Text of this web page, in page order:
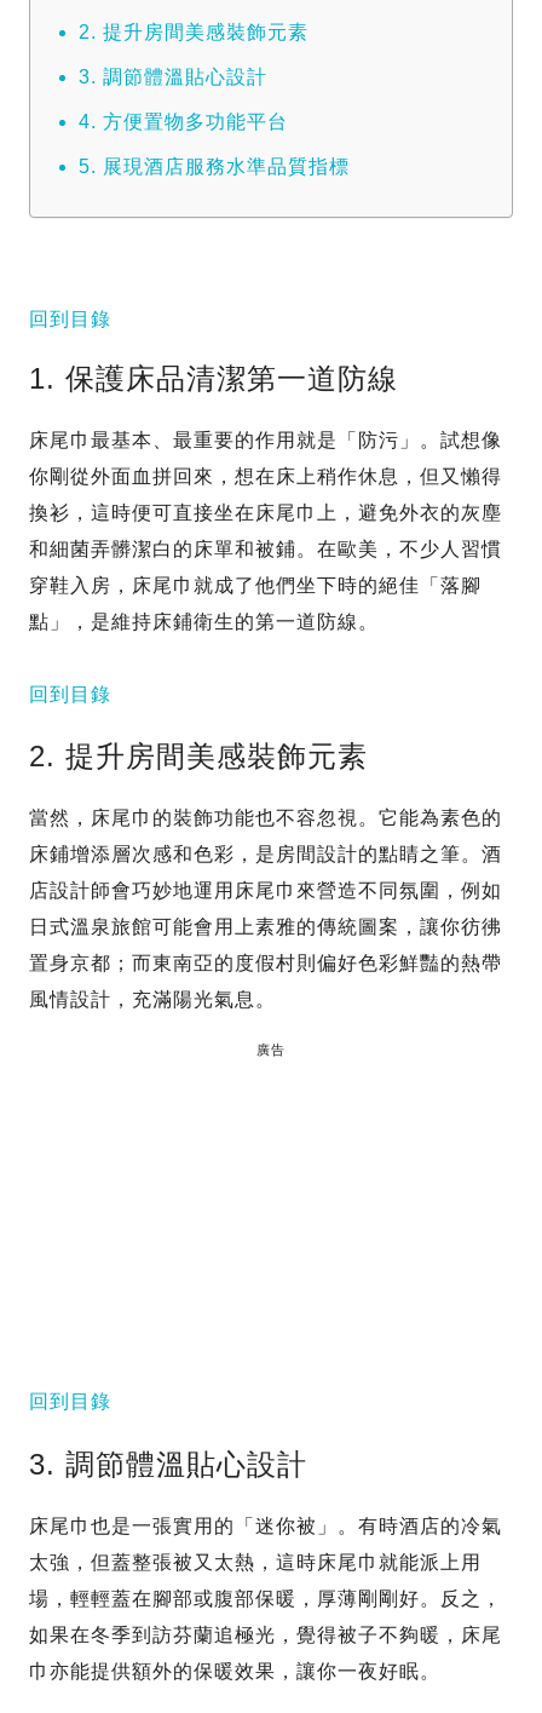
2. 提升房間美感裝飾元素
3. 調節體溫貼心設計
4. 方便置物多功能平台
5. 展現酒店服務水準品質指標
回到目錄
1. 保護床品清潔第一道防線
床尾巾最基本、最重要的作用就是「防污」。試想像
你剛從外面血拼回來，想在床上稍作休息，但又懶得
換衫，這時便可直接坐在床尾巾上，避免外衣的灰塵
和細菌弄髒潔白的床單和被鋪。在歐美，不少人習慣
穿鞋入房，床尾巾就成了他們坐下時的絕佳「落腳
點」，是維持床鋪衛生的第一道防線。
回到目錄
2. 提升房間美感裝飾元素
當然，床尾巾的裝飾功能也不容忽視。它能為素色的
床鋪增添層次感和色彩，是房間設計的點睛之筆。酒
店設計師會巧妙地運用床尾巾來營造不同氛圍，例如
日式溫泉旅館可能會用上素雅的傳統圖案，讓你彷彿
置身京都；而東南亞的度假村則偏好色彩鮮豔的熱帶
風情設計，充滿陽光氣息。
廣告
回到目錄
3. 調節體溫貼心設計
床尾巾也是一張實用的「迷你被」。有時酒店的冷氣
太強，但蓋整張被又太熱，這時床尾巾就能派上用
場，輕輕蓋在腳部或腹部保暖，厚薄剛剛好。反之，
如果在冬季到訪芬蘭追極光，覺得被子不夠暖，床尾
巾亦能提供額外的保暖效果，讓你一夜好眠。